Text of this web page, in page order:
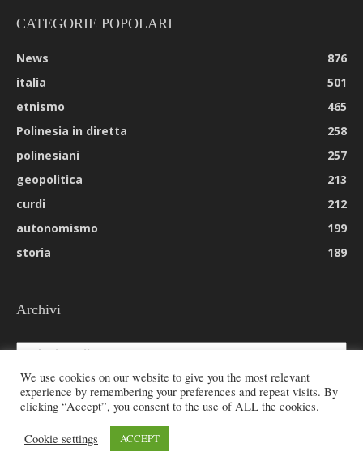
CATEGORIE POPOLARI
News
876
italia
501
etnismo
465
Polinesia in diretta
258
polinesiani
257
geopolitica
213
curdi
212
autonomismo
199
storia
189
Archivi
Archivi
© 2026 All rights reserved - Etnie -
We use cookies on our website to give you the most relevant
experience by remembering your preferences and repeat visits. By
clicking “Accept”, you consent to the use of ALL the cookies.
Cookie settings ACCEPT